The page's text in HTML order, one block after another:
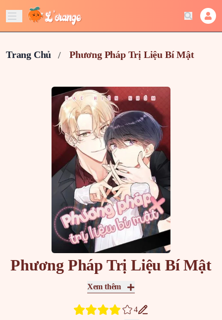
Trang Chủ Phương Pháp Trị Liệu Bí Mật
Phương Pháp Trị Liệu Bí Mật
Xem thêm
4